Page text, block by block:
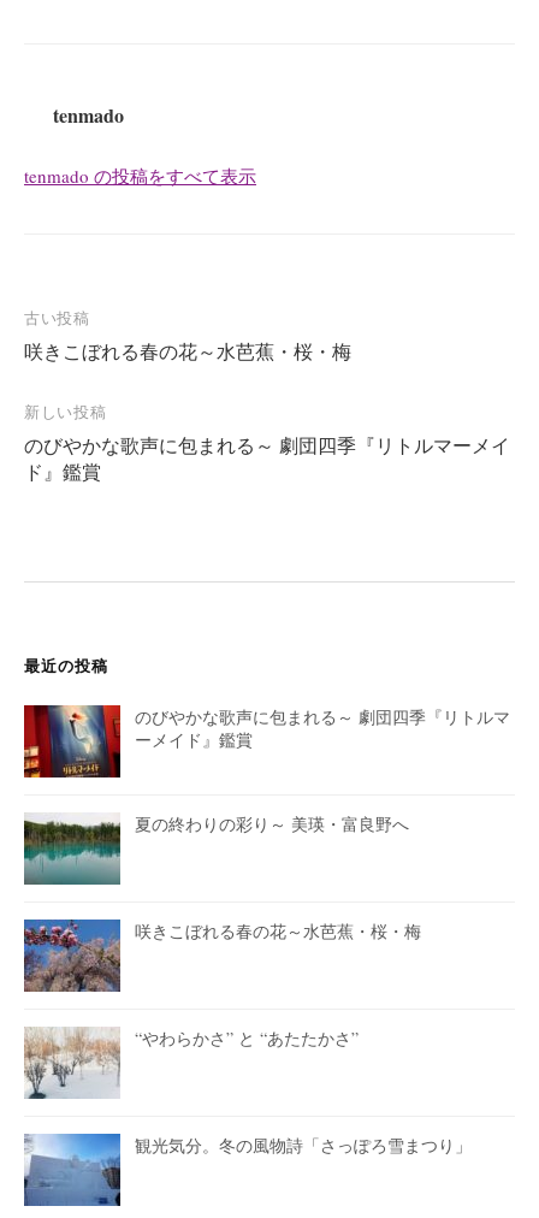
tenmado
tenmado の投稿をすべて表示
稿
ナ
ビ
シ
ン
古い投稿
咲きこぼれる春の花～水芭蕉・桜・梅
新しい投稿
のびやかな歌声に包まれる～ 劇団四季『リトルマーメイ
ド』鑑賞
最近の投稿
のびやかな歌声に包まれる～ 劇団四季『リトルマ
ーメイド』鑑賞
夏の終わりの彩り～ 美瑛・富良野へ
咲きこぼれる春の花～水芭蕉・桜・梅
“やわらかさ” と “あたたかさ”
観光気分。冬の風物詩「さっぽろ雪まつり」